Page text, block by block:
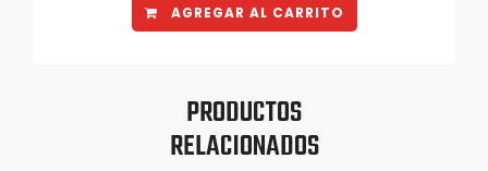
AGREGAR AL CARRITO
PRODUCTOS
RELACIONADOS